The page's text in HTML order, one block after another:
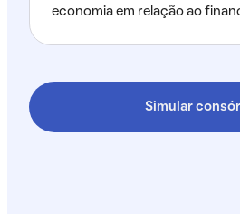
economia em relação ao
Simular